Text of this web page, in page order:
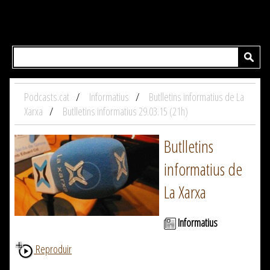
Podcasts.cat Informatius
Butlletins informatius de La
Xarxa
Butlletins informatius 29.03.15 (21h)
Butlletins
informatius de
La Xarxa
Informatius
Reproduir